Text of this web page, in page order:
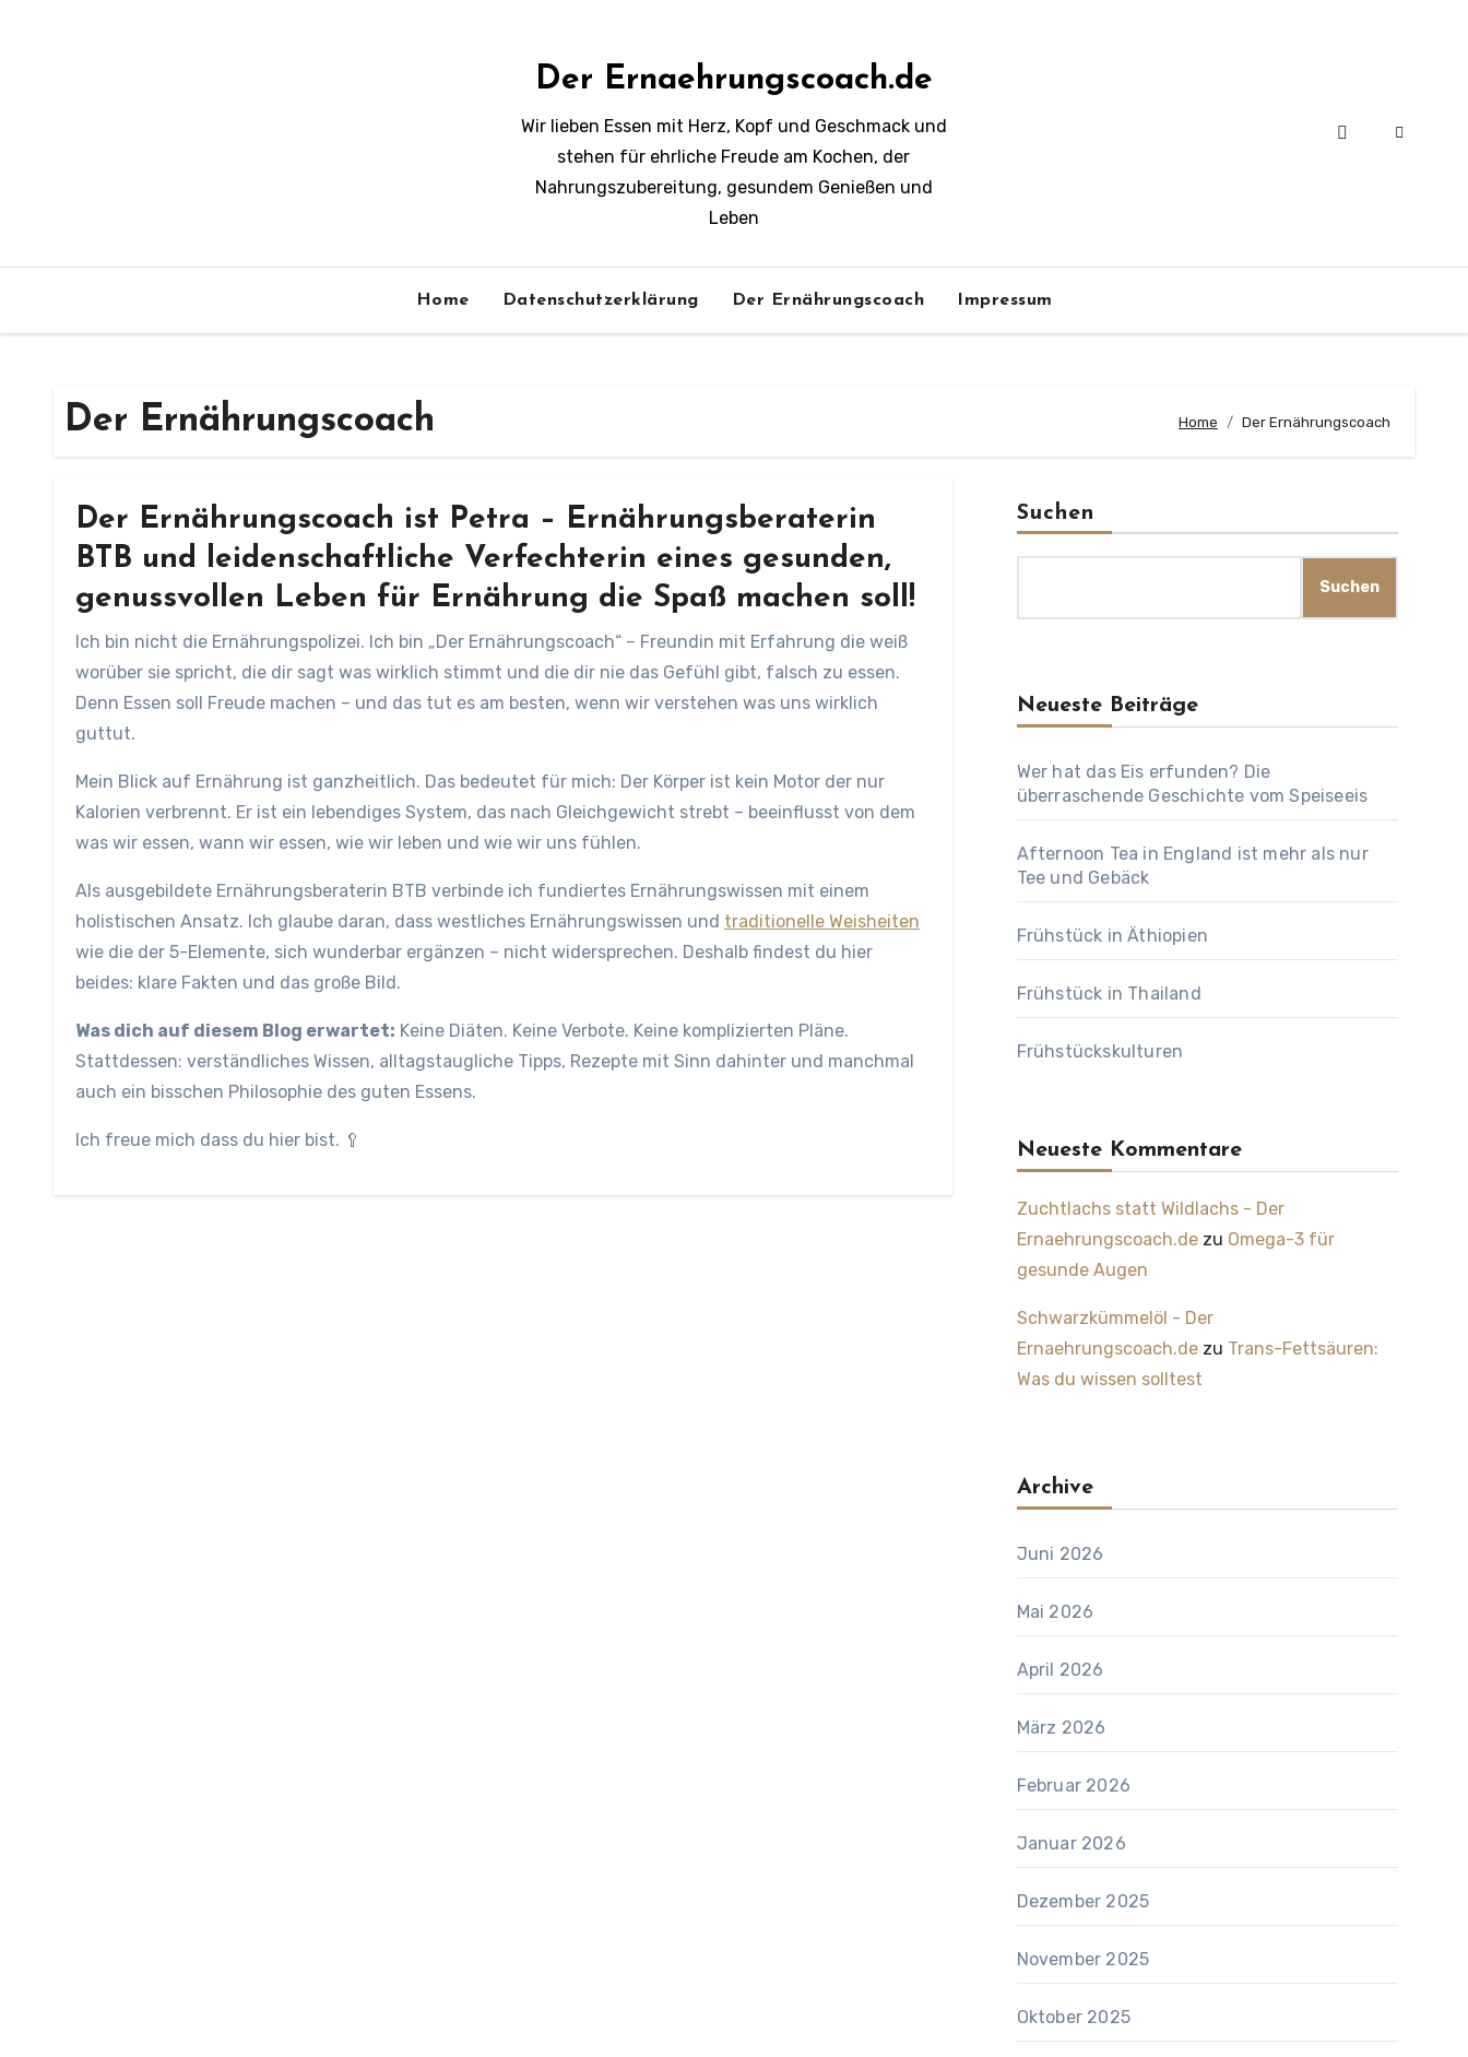
Der Ernaehrungscoach.de
Wir lieben Essen mit Herz, Kopf und Geschmack und
stehen für ehrliche Freude am Kochen, der
Nahrungszubereitung, gesundem Genießen und
Leben
Home Datenschutzerklärung Der Ernährungscoach Impressum
Der Ernährungscoach Home Der Ernährungscoach
Der Ernährungscoach ist Petra – Ernährungsberaterin
BTB und leidenschaftliche Verfechterin eines gesunden,
genussvollen Leben für Ernährung die Spaß machen soll!
Ich bin nicht die Ernährungspolizei. Ich bin „Der Ernährungscoach“ – Freundin mit Erfahrung die weiß
worüber sie spricht, die dir sagt was wirklich stimmt und die dir nie das Gefühl gibt, falsch zu essen.
Denn Essen soll Freude machen – und das tut es am besten, wenn wir verstehen was uns wirklich
guttut.
Mein Blick auf Ernährung ist ganzheitlich. Das bedeutet für mich: Der Körper ist kein Motor der nur
Kalorien verbrennt. Er ist ein lebendiges System, das nach Gleichgewicht strebt – beeinflusst von dem
was wir essen, wann wir essen, wie wir leben und wie wir uns fühlen.
Als ausgebildete Ernährungsberaterin BTB verbinde ich fundiertes Ernährungswissen mit einem
holistischen Ansatz. Ich glaube daran, dass westliches Ernährungswissen und traditionelle Weisheiten
wie die der 5-Elemente, sich wunderbar ergänzen – nicht widersprechen. Deshalb findest du hier
beides: klare Fakten und das große Bild.
Was dich auf diesem Blog erwartet: Keine Diäten. Keine Verbote. Keine komplizierten Pläne.
Stattdessen: verständliches Wissen, alltagstaugliche Tipps, Rezepte mit Sinn dahinter und manchmal
auch ein bisschen Philosophie des guten Essens.
Ich freue mich dass du hier bist. 🥄
Suchen
Suchen
Neueste Beiträge
Wer hat das Eis erfunden? Die
überraschende Geschichte vom Speiseeis
Afternoon Tea in England ist mehr als nur
Tee und Gebäck
Frühstück in Äthiopien
Frühstück in Thailand
Frühstückskulturen
Neueste Kommentare
Zuchtlachs statt Wildlachs - Der
Ernaehrungscoach.dezu Omega-3 für
gesunde Augen
Schwarzkümmelöl - Der
Ernaehrungscoach.dezu Trans-Fettsäuren:
Was du wissen solltest
Archive
Juni 2026
Mai 2026
April 2026
März 2026
Februar 2026
Januar 2026
Dezember 2025
November 2025
Oktober 2025